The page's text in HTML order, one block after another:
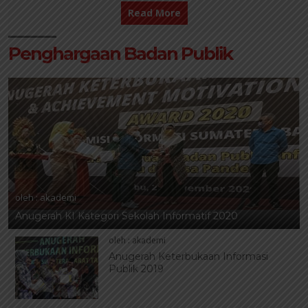
Read More
Penghargaan Badan Publik
oleh : akademi
Anugerah KI Kategori Sekolah Informatif 2020
oleh : akademi
Anugerah Keterbukaan Informasi
Publik 2019